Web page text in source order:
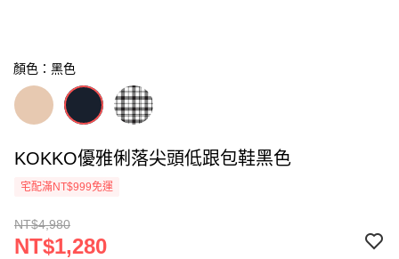
顏色：黑色
KOKKO優雅俐落尖頭低跟包鞋黑色
宅配滿NT$999免運
NT$4,980
NT$1,280